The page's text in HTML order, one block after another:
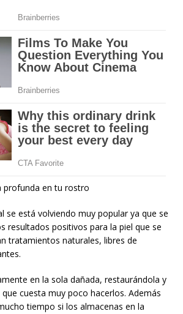
profunda en tu rostro
se está volviendo muy popular ya que se
resultados positivos para la piel que se
tratamientos naturales, libres de
en la sola dañada, restaurándola y
cuesta muy poco hacerlos. Además
tiempo si los almacenas en la